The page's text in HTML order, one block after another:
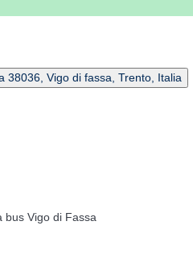
38036, Vigo di fassa, Trento, Italia
bus Vigo di Fassa